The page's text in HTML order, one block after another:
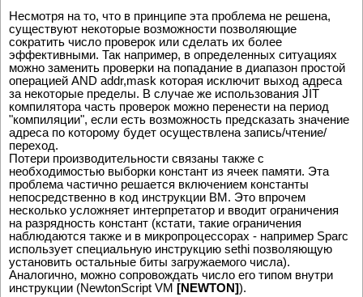
Несмотря на то, что в принципе эта проблема не решена,
существуют некоторые возможности позволяющие
сократить число проверок или сделать их более
эффективными. Так например, в определенных ситуациях
можно заменить проверки на попадание в диапазон простой
операцией AND addr,mask которая исключит выход адреса
за некоторые пределы. В случае же использования JIT
компилятора часть проверок можно перенести на период
"компиляции", если есть возможность предсказать значение
адреса по которому будет осуществлена запись/чтение/
переход.
Потери производительности связаны также с
необходимостью выборки констант из ячеек памяти. Эта
проблема частично решается включением константы
непосредственно в код инструкции ВМ. Это впрочем
несколько усложняет интерпретатор и вводит ограничения
на разрядность констант (кстати, такие ограничения
наблюдаются также и в микропроцессорах - например Sparc
использует специальную инструкцию sethi позволяющую
установить остальные биты загружаемого числа).
Аналогично, можно сопровождать число его типом внутри
инструкции (NewtonScript VM [NEWTON]).